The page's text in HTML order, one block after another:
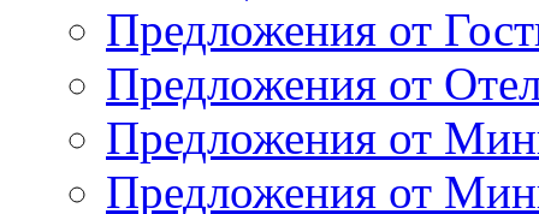
Предложения от
Предложения от
Предложения от
Предложения от